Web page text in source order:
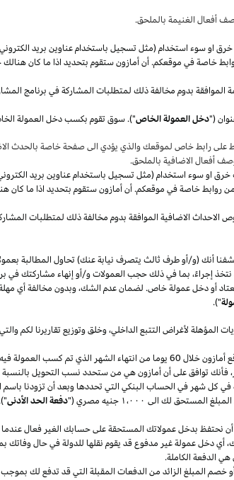
أفعال الغنيمة بالملحق.
او سوء استخدام (مثل تسجيل باستخدام عناوين بريد
خاصة في موقعكم. أن أمازون ستقوم بتحديد اذا ما كان
بدوم مخالفة ذلك لمتطلبات المشاركة في برنامج
("دخل العمولة الخاص
على رابط خاص لموقعك والذي يؤدي الى صفحة خاصة بالحدث
أفعال الاضافية بالملحق.
او سوء استخدام (مثل تسجيل باستخدام عناوين بريد
من روابط خاصة في موقعكم. أن أمازون ستقوم بتحديد اذا ما كان
الاضافية الموافقة بدوم مخالفة ذلك لمتطلبات
أنك (و/أو طرف ثالث يتصرف نيابة عنك) تحاول المطالبة
نتخذ إجراءً، بما في ذلك حجب العمولات و/أو إنهاء مشاركتك في
أو دخل عمولة خاص. لضمان عدم الشك،وبدون مخالفة أي
").
المؤهلة لأغراض التتبع الداخلي،وخلق وتوزيع تقاريرنا لكم
سنقوم بدفع دخل العمولة المعتاد ودخل العمولة الخاص في العملة الأساسية لموقع أمازون
فأنك توافق على أن أمازون هي من ستحدد نسب التحويل بالنسبة
في كل شهر في الحساب البنكي التي تحددها وبعد أن تزودنا باسم
المستحق لك الى ١٬٠٠٠ جنيه مصري("دفعة الحد الأدنى")
أن نحتفظ بدخل عمولاتك المستحقة على حسابك الغير فعال
أي دخل عمولة غير مدفوع قد يقوم نقلها للدولة في حال وفاتك
الدفعة الكاملة.
خصم المبلغ الزائد من الدفعات المقبلة التي قد تدفع لك بموجب